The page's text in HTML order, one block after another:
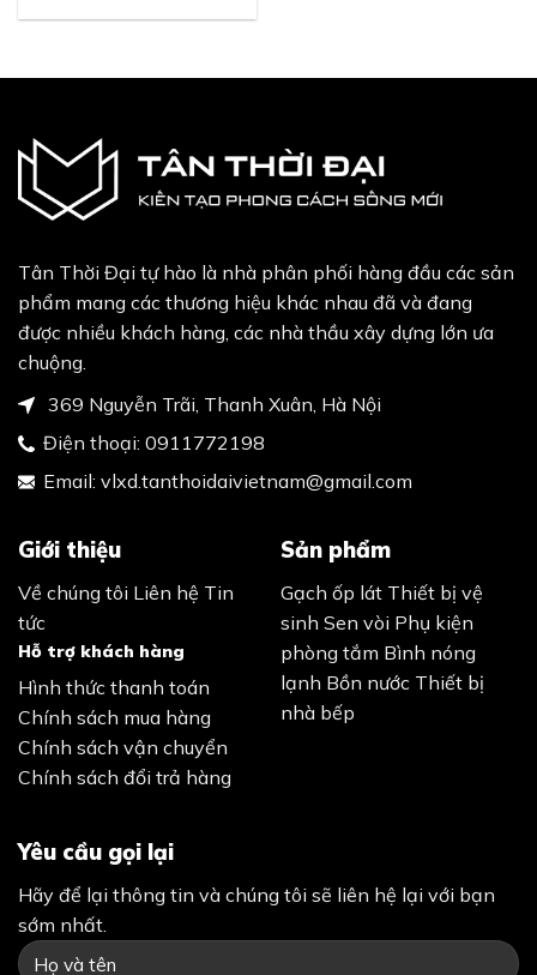
Tân Thời Đại tự hào là nhà phân phối hàng đầu các sản
phẩm mang các thương hiệu khác nhau đã và đang
được nhiều khách hàng, các nhà thầu xây dựng lớn ưa
chuộng.
369 Nguyễn Trãi, Thanh Xuân, Hà Nội
Điện thoại: 0911772198
Email: vlxd.tanthoidaivietnam@gmail.com
Giới thiệu
Về chúng tôi Liên hệ Tin
tức
Hỗ trợ khách hàng
Hình thức thanh toán
Chính sách mua hàng
Chính sách vận chuyển
Chính sách đổi trả hàng
Sản phẩm
Gạch ốp lát Thiết bị vệ
sinh Sen vòi Phụ kiện
phòng tắm Bình nóng
lạnh Bồn nước Thiết bị
nhà bếp
Yêu cầu gọi lại
Hãy để lại thông tin và chúng tôi sẽ liên hệ lại với bạn
sớm nhất.